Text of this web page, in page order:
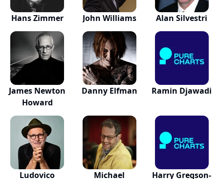
Hans Zimmer John Williams Alan Silvestri
James Newton
Howard
Danny Elfman Ramin Djawadi
Ludovico Michael Harry Gregson-